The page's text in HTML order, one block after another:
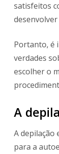
satisfeitos
Portanto, é
verdades
escolher o
A
A depilação
para a